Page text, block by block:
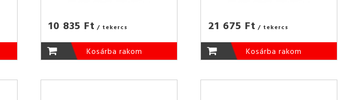
10 835 Ft / tekercs
Kosárba rakom
21 675 Ft / tekercs
Kosárba rakom